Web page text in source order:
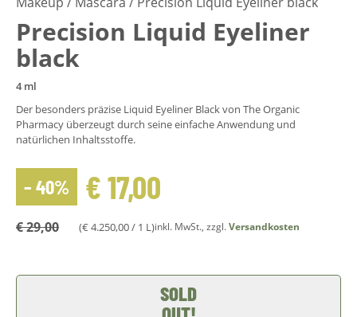
Precision Liquid Eyeliner
black
4 ml
Der besonders präzise Liquid Eyeliner Black von The Organic
Pharmacy überzeugt durch seine einfache Anwendung und
natürlichen Inhaltsstoffe.
– 40% €17,00
€29,00 (€ 4.250,00/ 1 L)inkl. MwSt., zzgl.Versandkosten
SOLD